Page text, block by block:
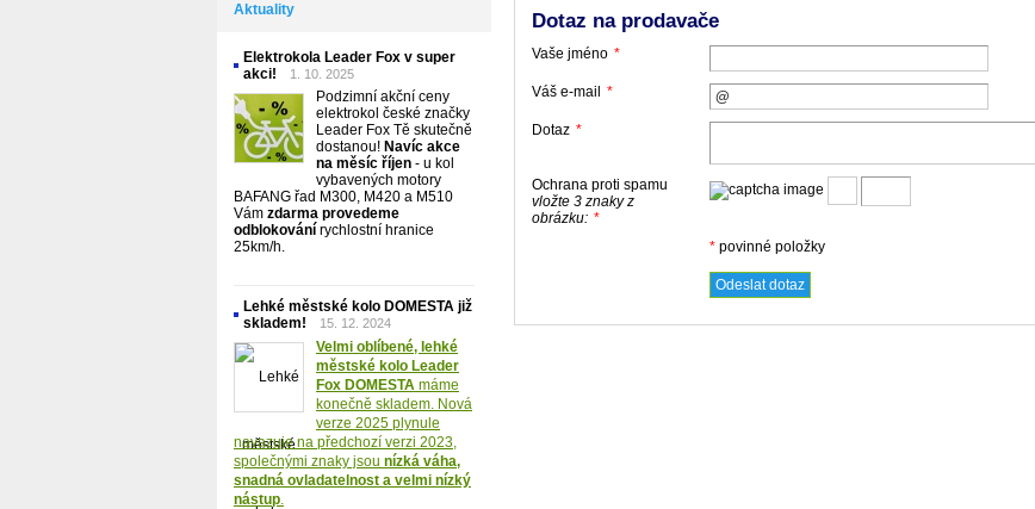
Dotaz na prodavače
Vaše jméno *
Váš e-mail *
Dotaz *
Ochrana proti spamu
vložte 3 znaky z
obrázku: *
* povinné položky
Aktuality
Elektrokola Leader Fox v super
akci!
1. 10. 2025
Podzimní akční ceny
elektrokol české značky
Leader Fox Tě skutečně
dostanou! Navíc akce
na měsíc říjen - u kol
vybavených motory
BAFANG řad M300, M420 a M510
Vám zdarma provedeme
odblokování rychlostní hranice
25km/h.
Lehké městské kolo DOMESTA již
skladem!
15. 12. 2024
Velmi oblíbené, lehké
městské kolo Leader
Fox DOMESTA máme
konečně skladem. Nová
verze 2025 plynule
navazuje na předchozí verzi 2023,
společnými znaky jsou nízká váha,
snadná ovladatelnost a velmi nízký
nástup.